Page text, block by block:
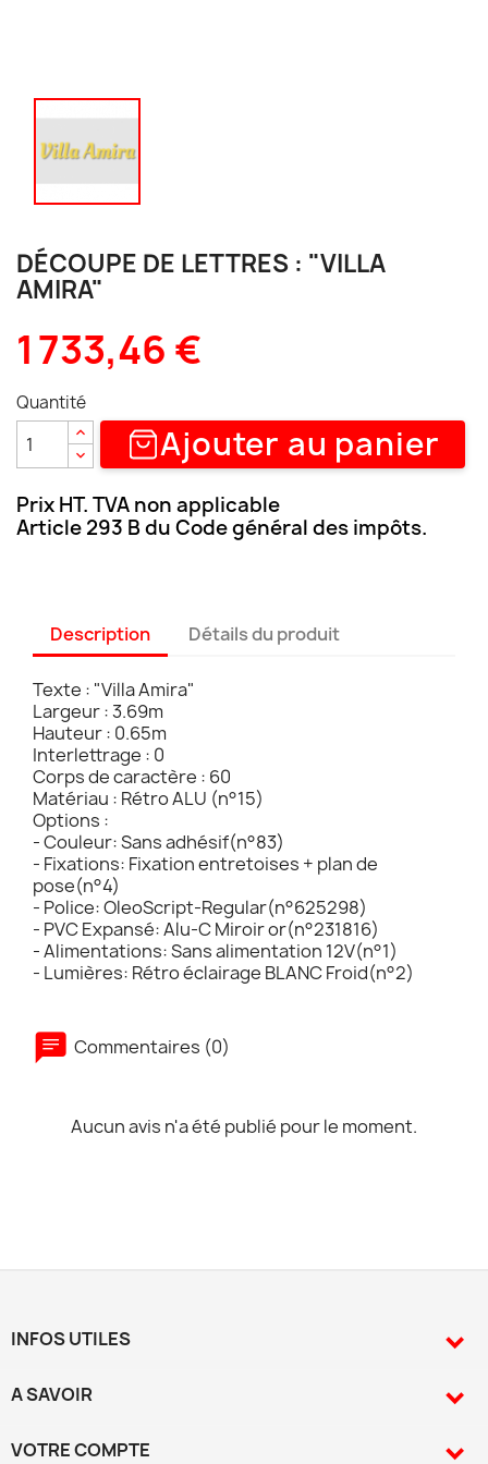
DÉCOUPE DE LETTRES : "VILLA
AMIRA"
1 733,46 €
Quantité
Ajouter au panier
Prix HT. TVA non applicable
Article 293 B du Code général des impôts.
Description Détails du produit
Texte : "Villa Amira"
Largeur : 3.69m
Hauteur : 0.65m
Interlettrage : 0
Corps de caractère : 60
Matériau : Rétro ALU (n°15)
Options :
- Couleur: Sans adhésif(n°83)
- Fixations: Fixation entretoises + plan de
pose(n°4)
- Police: OleoScript-Regular(n°625298)
- PVC Expansé: Alu-C Miroir or(n°231816)
- Alimentations: Sans alimentation 12V(n°1)
- Lumières: Rétro éclairage BLANC Froid(n°2)
Commentaires (0)
Aucun avis n'a été publié pour le moment.
INFOS UTILES 
A SAVOIR 
VOTRE COMPTE 